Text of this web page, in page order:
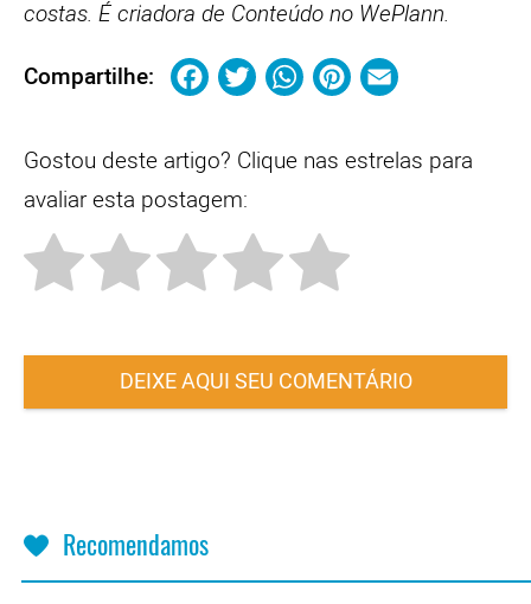
costas. É criadora de Conteúdo no WePlann.
Compartilhe: Facebook
Twitter
WhatsApp
Pinterest
Gostou deste artigo? Clique nas estrelas para
avaliar esta postagem:
DEIXE AQUI SEU COMENTÁRIO
Recomendamos